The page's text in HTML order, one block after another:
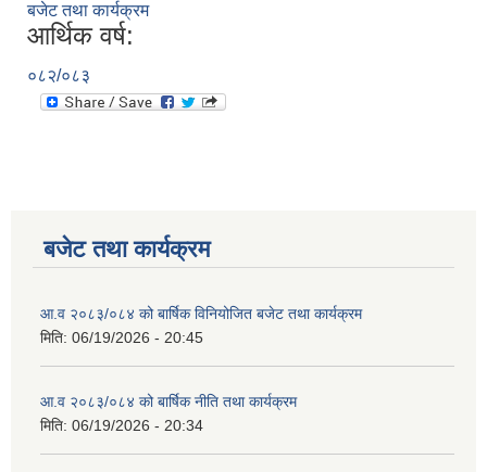
बजेट तथा कार्यक्रम
आर्थिक वर्ष:
०८२/०८३
बजेट तथा कार्यक्रम
आ.व २०८३/०८४ को बार्षिक विनियोजित बजेट तथा कार्यक्रम
मिति: 06/19/2026 - 20:45
आ.व २०८३/०८४ को बार्षिक नीति तथा कार्यक्रम
मिति: 06/19/2026 - 20:34